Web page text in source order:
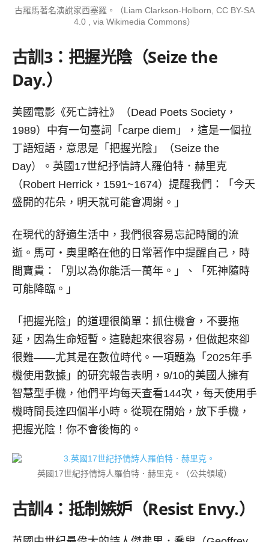
古羅馬著名演說家西塞羅。（Liam Clarkson-Holborn, CC BY-SA
4.0 , via Wikimedia Commons）
古訓3：把握光陰（Seize the
Day.）
美國電影《死亡詩社》（Dead Poets Society，
1989）中有一句臺詞「carpe diem」，這是一個拉
丁語短語，意思是「把握光陰」（Seize the
Day）。英國17世紀抒情詩人羅伯特．赫里克
（Robert Herrick，1591~1674）提醒我們：「今天
盛開的花朵，明天就可能會凋謝。」
在現代的舒適生活中，我們很容易忘記時間的流
逝。馬可‧奧里略在他的日常著作中提醒自己，時
間寶貴：「別以為你能活一萬年。」、「死神隨時
可能降臨。」
「把握光陰」的道理很簡單：抓住機會，不要拖
延，因為生命短暫。這聽起來很容易，但做起來卻
很難——尤其是在數位時代。一項題為「2025年手
機使用數據」的研究報告表明，9/10的美國人擁有
智慧型手機，他們平均每天查看144次，每天使用手
機時間長達四個半小時。從現在開始，放下手機，
把握光陰！你不會後悔的。
英國17世紀抒情詩人羅伯特．赫里克。（公共領域）
古訓4：抵制嫉妒（Resist Envy.）